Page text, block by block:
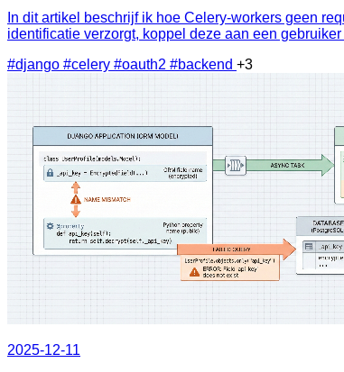
In dit artikel beschrijf ik hoe Celery‑workers geen
identificatie verzorgt, koppel deze aan een
#django #celery #oauth2 #backend +3
2025-12-11